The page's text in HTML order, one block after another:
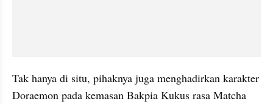
Tak hanya di situ, pihaknya juga menghadirkan karakter
Doraemon pada kemasan Bakpia Kukus rasa Matcha